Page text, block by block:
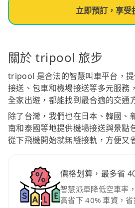
立即預訂，享受
關於 tripool 旅步
tripool 是合法的智慧叫車平台，
接送、包車和機場接送等多元服務
全家出遊，都能找到最合適的交通
除了台灣，我們也在日本、韓國、
南和泰國等地提供機場接送與景點
從下飛機開始就無縫接軌，方便又
價格划算，最多省
智慧派車降低空車率
高省下 40% 車資，